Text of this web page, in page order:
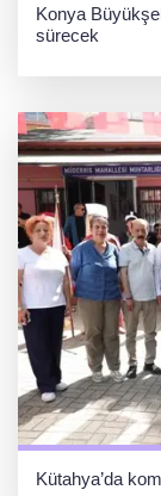
Konya
sürecek
Kütahya’da